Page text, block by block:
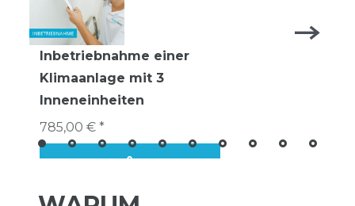
Inbetriebnahme einer
Klimaanlage mit 3
Inneneinheiten
785,00 € *